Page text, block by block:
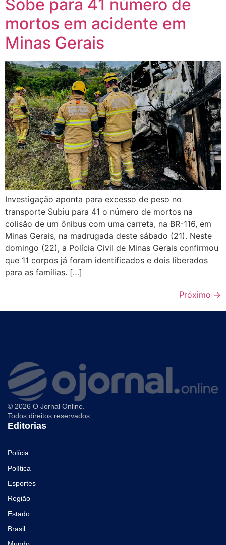
Sobe para 41 número de
mortos em acidente em
Minas Gerais
Investigação aponta para excesso de peso no
transporte Subiu para 41 o número de mortos na
colisão de um ônibus com uma carreta, na BR-116, em
Minas Gerais, na madrugada deste sábado (21). Neste
domingo (22), a Polícia Civil de Minas Gerais confirmou
que 11 corpos já foram identificados e dois liberados
para as famílias. […]
Próximo →
© 2026 O Jornal Online.
Todos direitos reservados.
Editorias
Polícia
Política
Esportes
Região
Estado
Brasil